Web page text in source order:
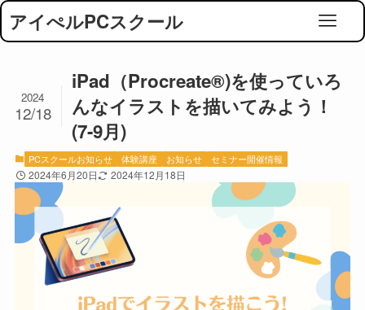
アイぺルPCスクール
iPad（Procreate®)を使っていろ
んなイラストを描いてみよう！
(7-9月)
2024
12/18
PCスクールお知らせ 体験講座 お知らせ セミナー開催情報
2024年6月20日 2024年12月18日